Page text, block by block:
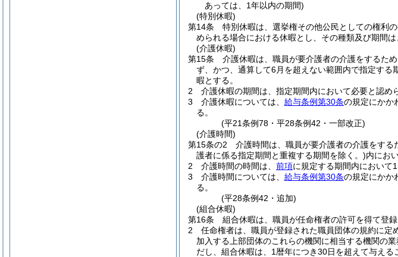
あっては、1年以内の期間)
(特別休暇)
第14条
特別休暇は、選挙権その他公民としての権利
められる場合における休暇とし、その種類及び期間は
(介護休暇)
第15条
介護休暇は、職員が要介護者の介護をするた
ず、かつ、通算して6月を超えない範囲内で指定する
暇とする。
2
介護休暇の期間は、指定期間内において必要と認め
3
介護休暇については、 給与条例第30条の規定にかか
る。
(平21条例78・平28条例42・一部改正)
(介護時間)
第15条の2
介護時間は、職員が要介護者の介護をす
護者に係る指定期間と重複する期間を除く。)内にお
2
介護時間の時間は、 前項に規定する期間内において
3
介護時間については、 給与条例第30条の規定にかか
る。
(平28条例42・追加)
(組合休暇)
第16条
組合休暇は、職員が任命権者の許可を得て登
2
任命権者は、職員が登録された職員団体の規約に
加入する上部団体のこれらの機関に相当する機関の
だし、組合休暇は、1暦年につき30日を超えて与える